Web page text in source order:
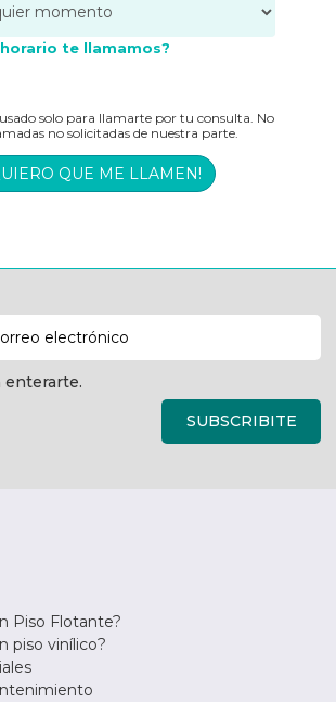
horario te llamamos?
solo para llamarte por tu consulta. No
no solicitadas de nuestra parte.
QUE ME LLAMEN!
enterarte.
SUBSCRIBITE
Piso Flotante?
piso vinílico?